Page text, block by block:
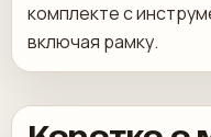
комплекте с
включая рамку.